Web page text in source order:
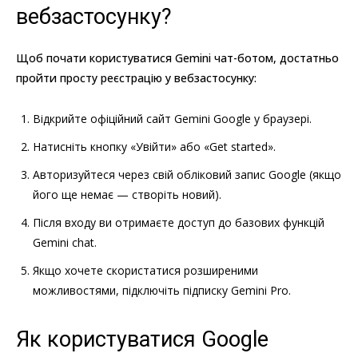
вебзастосунку?
Щоб почати користуватися Gemini чат-ботом, достатньо
пройти просту реєстрацію у вебзастосунку:
Відкрийте офіційний сайт Gemini Google у браузері.
Натисніть кнопку «Увійти» або «Get started».
Авторизуйтеся через свій обліковий запис Google (якщо
його ще немає — створіть новий).
Після входу ви отримаєте доступ до базових функцій
Gemini chat.
Якщо хочете скористатися розширеними
можливостями, підключіть підписку Gemini Pro.
Як користуватися Google